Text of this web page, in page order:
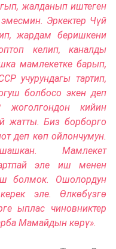
жалданып иштеген
Эркектер Чүй
жардам беришкени
келип, каналды
мамлекетке барып,
учурундагы тартип,
болбосо экен деп
кийин
жатты. Биз борборго
деп көп ойлончумун.
Мамлекет
эле иш менен
болмок. Ошолордун
эле. Өлкөбүзгө
ыплас чиновниктер
Мамайдын көрү».